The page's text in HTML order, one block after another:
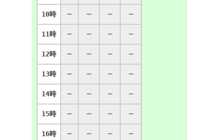
10時 ─ ─ ─ ─
11時 ─ ─ ─ ─
12時 ─ ─ ─ ─
13時 ─ ─ ─ ─
14時 ─ ─ ─ ─
15時 ─ ─ ─ ─
16時 ─ ─ ─ ─